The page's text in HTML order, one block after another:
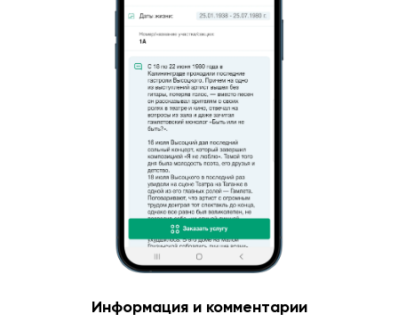
Информация и комментарии